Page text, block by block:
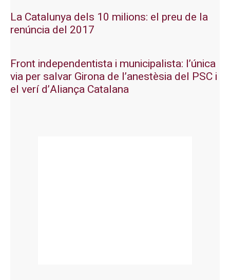
La Catalunya dels 10 milions: el preu de la
renúncia del 2017
Front independentista i municipalista: l’única
via per salvar Girona de l’anestèsia del PSC i
el verí d’Aliança Catalana